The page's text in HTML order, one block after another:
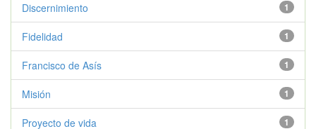
1
Discernimiento
1
Fidelidad
1
Francisco de Asís
1
Misión
1
Proyecto de vida